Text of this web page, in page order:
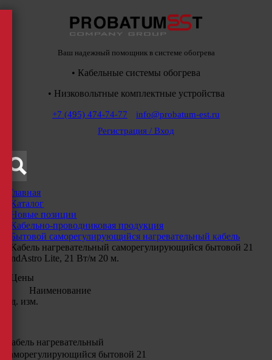
Ваш надежный помощник в системе обогрева
• Кабельные системы обогрева
• Низковольтные комплектные устройства
+7 (495) 474-74-77
info@probatum-est.ru
Регистрация / Вход
Главная
Каталог
Новые позиции
Кабельно-проводниковая продукция
Бытовой саморегулирующийся нагревательный кабель
Кабель нагревательный саморегулирующийся бытовой 21
IndAstro Lite, 21 Вт/м 20 м.
Цены
Наименование
Ед. изм.
Кабель нагревательный
саморегулирующийся бытовой 21